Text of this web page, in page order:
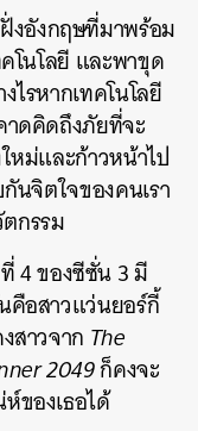
งอังกฤษที่มาพร้อม
โนโลยี และพาขุด
รหากเทคโนโลยี
าดคิดถึงภัยที่จะ
หม่และก้าวหน้าไป
นจิตใจของคนเรา
กรรม
4 ของซีซั่น 3 มี
คือสาวแว่นยอร์กี้
สาวจาก The
2049ก็คงจะ
ของเธอได้